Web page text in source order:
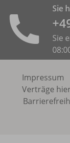
Sie
Sie
Impressum
Verträge